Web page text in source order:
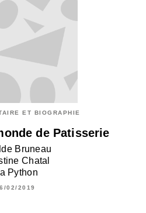
ET BIOGRAPHIE
de Patisserie
Bruneau
Chatal
Python
02/2019